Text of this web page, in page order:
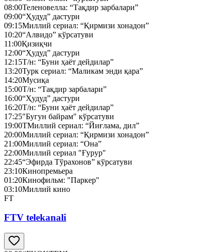
08:00Теленовелла: “Тақдир зарбалари”
09:00“Ҳудуд” дастури
09:15Миллий сериал: “Қирмизи хонадон”
10:20“Алвидо” кўрсатуви
11:00Қизиқчи
12:00“Ҳудуд” дастури
12:15Т/н: “Буни ҳаёт дейдилар”
13:20Турк сериал: “Маликам энди қара”
14:20Мусиқа
15:00Т/н: “Тақдир зарбалари”
16:00“Ҳудуд” дастури
16:20Т/н: “Буни ҳаёт дейдилар”
17:25"Бугун байрам" кўрсатуви
19:00ТМиллий сериал: “Йиғлама, дил”
20:00Миллий сериал: “Қирмизи хонадон”
21:00Миллий сериал: “Она”
22:00Миллий сериал "Ғурур"
22:45“Эфирда Тўрахонов” кўрсатуви
23:10Кинопремьера
01:20Кинофильм: "Паркер"
03:10Миллий кино
FT
FTV telekanali